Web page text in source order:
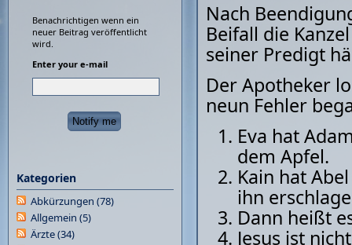
Nach
Beifall die
seiner Predigt
Der Apotheker
neun Fehler
Eva hat
dem Apfel.
Kain hat
ihn
Dann heißt
Jesus ist
Benachrichtigen wenn ein
neuer Beitrag veröffentlicht
wird.
Enter your e-mail
Kategorien
Abkürzungen (78)
Allgemein (5)
Ärzte(34)